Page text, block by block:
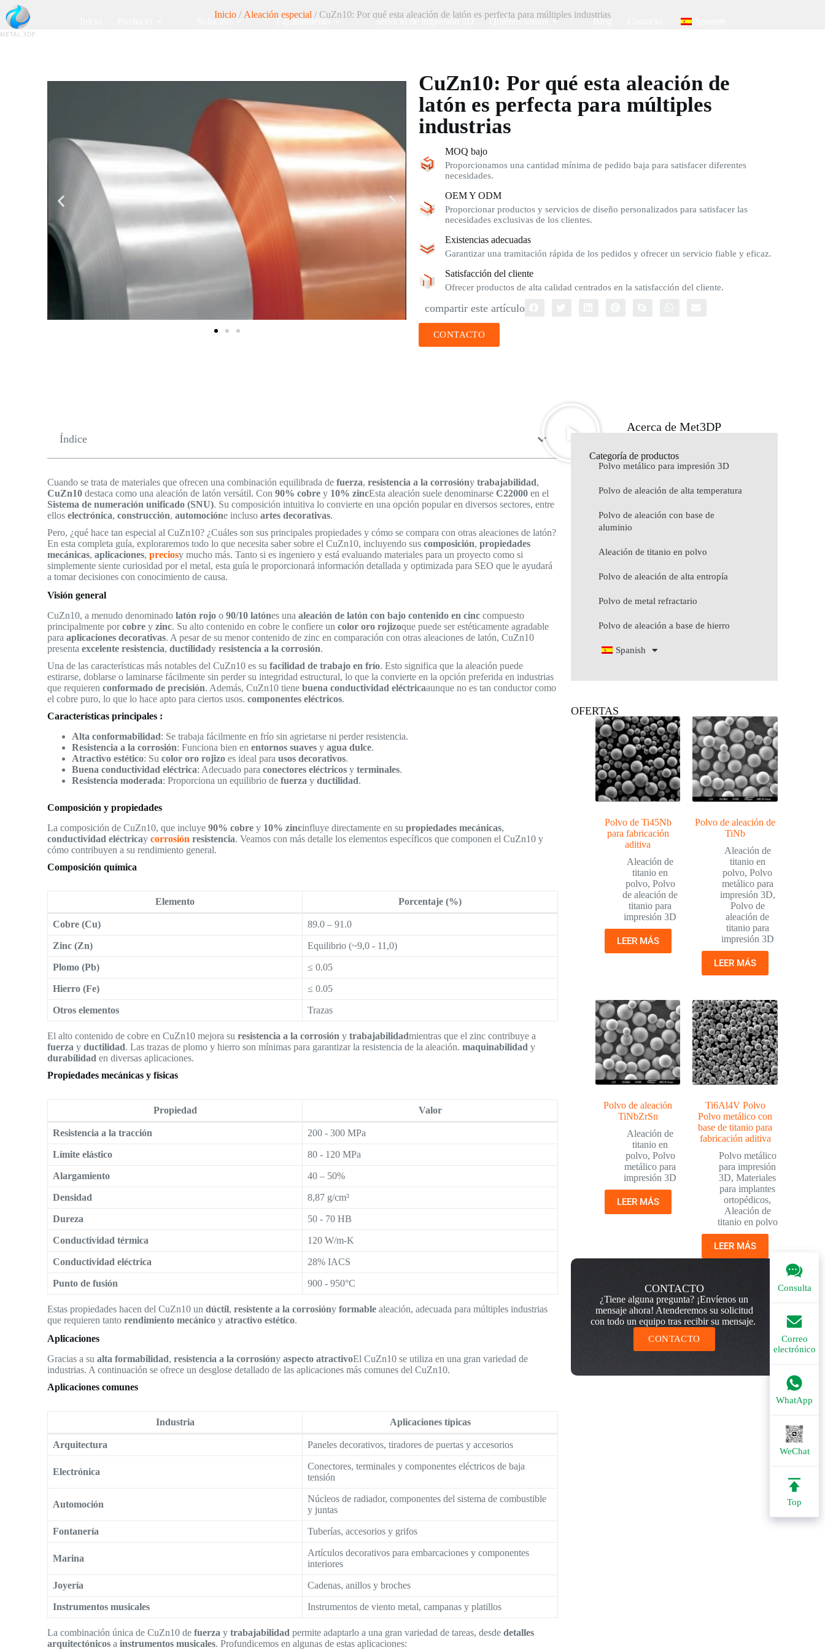
Solución Equipamiento Servicio de impresión 3D Quiénes somos Blog
Consulta
Correo
electrónico
WhatApp
WeChat
Top
Inicio / Aleación especial / CuZn10: Por qué esta aleación de latón es perfecta para múltiples industrias
CuZn10: Por qué esta aleación de
latón es perfecta para múltiples
industrias
MOQ bajo
Proporcionamos una cantidad mínima de pedido baja para satisfacer diferentes
necesidades.
OEM Y ODM
Proporcionar productos y servicios de diseño personalizados para satisfacer las
necesidades exclusivas de los clientes.
Existencias adecuadas
Garantizar una tramitación rápida de los pedidos y ofrecer un servicio fiable y eficaz.
Satisfacción del cliente
Ofrecer productos de alta calidad centrados en la satisfacción del cliente.
compartir este artículo
CONTACTO
Índice
Cuando se trata de materiales que ofrecen una combinación equilibrada defuerza,resistencia a la corrosiónytrabajabilidad,
CuZn10 destaca como una aleación de latón versátil. Con90% cobre y 10% zincEsta aleación suele denominarseC22000 en el
Sistema de numeración unificado (SNU). Su composición intuitiva lo convierte en una opción popular en diversos sectores, entre
elloselectrónica,construcción,automocióne inclusoartes decorativas.
Pero, ¿qué hace tan especial al CuZn10? ¿Cuáles son sus principales propiedades y cómo se compara con otras aleaciones de latón?
En esta completa guía, exploraremos todo lo que necesita saber sobre el CuZn10, incluyendo suscomposición,propiedades
mecánicas,aplicaciones,preciosy mucho más. Tanto si es ingeniero y está evaluando materiales para un proyecto como si
simplemente siente curiosidad por el metal, esta guía le proporcionará información detallada y optimizada para SEO que le ayudará
a tomar decisiones con conocimiento de causa.
Visión general
CuZn10, a menudo denominadolatón rojo o90/10 latónes unaaleación de latón con bajo contenido en cinc compuesto
principalmente porcobre yzinc. Su alto contenido en cobre le confiere uncolor oro rojizoque puede ser estéticamente agradable
paraaplicaciones decorativas. A pesar de su menor contenido de zinc en comparación con otras aleaciones de latón, CuZn10
presentaexcelente resistencia,ductilidadyresistencia a la corrosión.
Una de las características más notables del CuZn10 es sufacilidad de trabajo en frío. Esto significa que la aleación puede
estirarse, doblarse o laminarse fácilmente sin perder su integridad estructural, lo que la convierte en la opción preferida en industrias
que requierenconformado de precisión. Además, CuZn10 tienebuena conductividad eléctricaaunque no es tan conductor como
el cobre puro, lo que lo hace apto para ciertos usos.componentes eléctricos.
Características principales :
Alta conformabilidad: Se trabaja fácilmente en frío sin agrietarse ni perder resistencia.
Resistencia a la corrosión: Funciona bien enentornos suaves yagua dulce.
Atractivo estético: Sucolor oro rojizo es ideal parausos decorativos.
Buena conductividad eléctrica: Adecuado paraconectores eléctricos yterminales.
Resistencia moderada: Proporciona un equilibrio defuerza yductilidad.
Composición y propiedades
La composición de CuZn10, que incluye90% cobre y 10% zincinfluye directamente en supropiedades mecánicas,
conductividad eléctricaycorrosión resistencia. Veamos con más detalle los elementos específicos que componen el CuZn10 y
cómo contribuyen a su rendimiento general.
Composición química
Elemento Porcentaje (%)
Cobre (Cu) 89.0 – 91.0
Zinc (Zn) Equilibrio (~9,0 - 11,0)
Plomo (Pb) ≤ 0.05
Hierro (Fe) ≤ 0.05
Otros elementos Trazas
El alto contenido de cobre en CuZn10 mejora suresistencia a la corrosión ytrabajabilidadmientras que el zinc contribuye a
fuerza yductilidad. Las trazas de plomo y hierro son mínimas para garantizar la resistencia de la aleación.maquinabilidad y
durabilidad en diversas aplicaciones.
Propiedades mecánicas y físicas
Propiedad Valor
Resistencia a la tracción 200 - 300 MPa
Límite elástico 80 - 120 MPa
Alargamiento 40 – 50%
Densidad 8,87 g/cm³
Dureza 50 - 70 HB
Conductividad térmica 120 W/m-K
Conductividad eléctrica 28% IACS
Punto de fusión 900 - 950°C
Estas propiedades hacen del CuZn10 undúctil,resistente a la corrosiónyformable aleación, adecuada para múltiples industrias
que requieren tantorendimiento mecánico yatractivo estético.
Aplicaciones
Gracias a sualta formabilidad,resistencia a la corrosiónyaspecto atractivoEl CuZn10 se utiliza en una gran variedad de
industrias. A continuación se ofrece un desglose detallado de las aplicaciones más comunes del CuZn10.
Aplicaciones comunes
Industria Aplicaciones típicas
Arquitectura Paneles decorativos, tiradores de puertas y accesorios
Electrónica
Conectores, terminales y componentes eléctricos de baja
tensión
Automoción
Núcleos de radiador, componentes del sistema de combustible
y juntas
Fontanería Tuberías, accesorios y grifos
Marina
Artículos decorativos para embarcaciones y componentes
interiores
Joyería Cadenas, anillos y broches
Instrumentos musicales Instrumentos de viento metal, campanas y platillos
La combinación única de CuZn10 defuerza ytrabajabilidad permite adaptarlo a una gran variedad de tareas, desdedetalles
arquitectónicos ainstrumentos musicales. Profundicemos en algunas de estas aplicaciones:
Acerca de Met3DP
Categoría de productos
Polvo metálico para impresión 3D
Polvo de aleación de alta temperatura
Polvo de aleación con base de
aluminio
Aleación de titanio en polvo
Polvo de aleación de alta entropía
Polvo de metal refractario
Polvo de aleación a base de hierro
Spanish
OFERTAS
Polvo de Ti45Nb
para fabricación
aditiva
Aleación de
titanio en
polvo, Polvo
de aleación de
titanio para
impresión 3D
LEER MÁS
Polvo de aleación de
TiNb
Aleación de
titanio en
polvo,Polvo
metálico para
impresión 3D,
Polvo de
aleación de
titanio para
impresión 3D
LEER MÁS
Polvo de aleación
TiNbZrSn
Aleación de
titanio en
polvo, Polvo
metálico para
impresión 3D
LEER MÁS
Ti6Al4V Polvo
Polvo metálico con
base de titanio para
fabricación aditiva
Polvo metálico
para impresión
3D,Materiales
para implantes
ortopédicos,
Aleación de
titanio en polvo
LEER MÁS
CONTACTO
¿Tiene alguna pregunta? ¡Envíenos un
mensaje ahora! Atenderemos su solicitud
con todo un equipo tras recibir su mensaje.
CONTACTO